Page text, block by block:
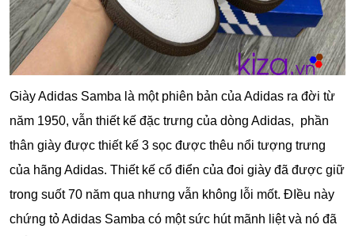
Giày Adidas Samba là một phiên bản của Adidas ra đời từ
năm 1950, vẫn thiết kế đặc trưng của dòng Adidas, phần
thân giày được thiết kế 3 sọc được thêu nổi tượng trưng
của hãng Adidas. Thiết kế cổ điển của đoi giày đã được giữ
trong suốt 70 năm qua nhưng vẫn không lỗi mốt. ĐIều này
chứng tỏ Adidas Samba có một sức hút mãnh liệt và nó đã